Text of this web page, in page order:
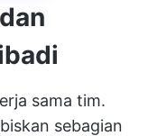
sama tim.
sebagian